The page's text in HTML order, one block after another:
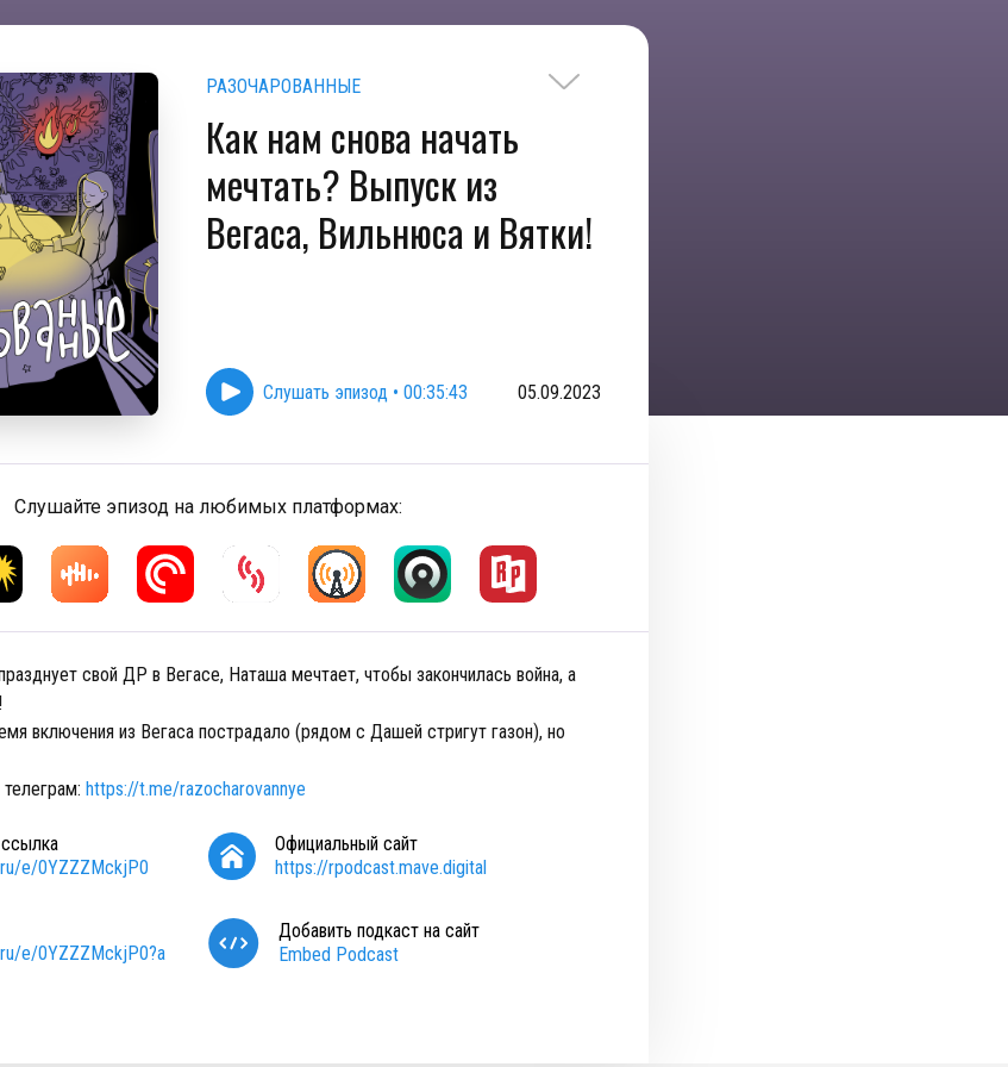
РАЗОЧАРОВАННЫЕ
Как нам снова начать
мечтать? Выпуск из
Вегаса, Вильнюса и Вятки!
Слушать эпизод • 00:35:43 05.09.2023
Слушайте эпизод на любимых платформах:
свой ДР в Вегасе, Наташа мечтает, чтобы закончилась война, а
включения из Вегаса пострадало (рядом с Дашей стригут газон), но
https://t.me/razocharovannye
e/0YZZZMckjP0
Официальный сайт
https://rpodcast.mave.digital
e/0YZZZMckjP0?a
Добавить подкаст на сайт
Embed Podcast